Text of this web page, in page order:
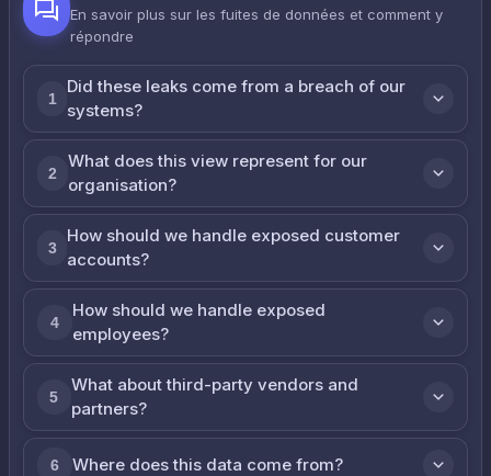
En savoir plus sur les fuites de données et comment y
répondre
1
Did these leaks come from a breach of our
systems?
2
What does this view represent for our
organisation?
3
How should we handle exposed customer
accounts?
4
How should we handle exposed
employees?
5
What about third-party vendors and
partners?
6 Where does this data come from?